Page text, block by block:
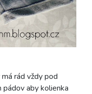
rád vždy pod
pádov aby kolienka